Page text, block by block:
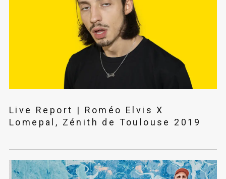
Live Report | Roméo Elvis X
Lomepal, Zénith de Toulouse 2019